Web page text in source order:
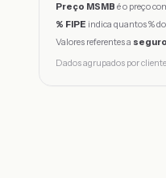
Preço MSMB é o preço
% FIPE indica quantos %
Valores referentes a
Dados agrupados por